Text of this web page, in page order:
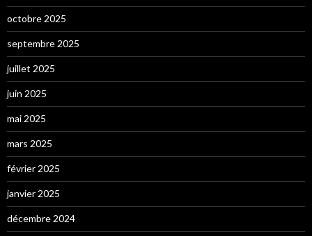
octobre 2025
septembre 2025
juillet 2025
juin 2025
mai 2025
mars 2025
février 2025
janvier 2025
décembre 2024